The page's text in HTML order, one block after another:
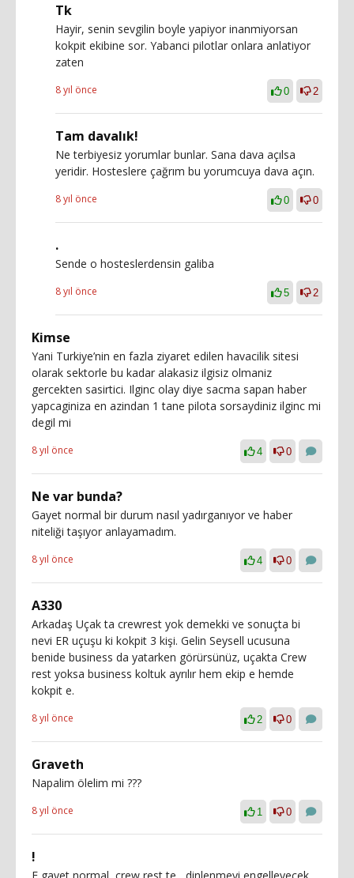
Tk
Hayir, senin sevgilin boyle yapiyor inanmiyorsan
kokpit ekibine sor. Yabanci pilotlar onlara anlatiyor
zaten
8 yıl önce 0 2
Tam davalık!
Ne terbiyesiz yorumlar bunlar. Sana dava açılsa
yeridir. Hosteslere çağrım bu yorumcuya dava açın.
8 yıl önce 0 0
.
Sende o hosteslerdensin galiba
8 yıl önce 5 2
Kimse
Yani Turkiye’nin en fazla ziyaret edilen havacilik sitesi
olarak sektorle bu kadar alakasiz ilgisiz olmaniz
gercekten sasirtici. Ilginc olay diye sacma sapan haber
yapcaginiza en azindan 1 tane pilota sorsaydiniz ilginc mi
degil mi
8 yıl önce 4 0
Ne var bunda?
Gayet normal bir durum nasıl yadırganıyor ve haber
niteliği taşıyor anlayamadım.
8 yıl önce 4 0
A330
Arkadaş Uçak ta crewrest yok demekki ve sonuçta bi
nevi ER uçuşu ki kokpit 3 kişi. Gelin Seysell ucusuna
benide business da yatarken görürsünüz, uçakta Crew
rest yoksa business koltuk ayrılır hem ekip e hemde
kokpit e.
8 yıl önce 2 0
Graveth
Napalim ölelim mi ???
8 yıl önce 1 0
!
E gayet normal, crew rest te , dinlenmeyi engelleyecek